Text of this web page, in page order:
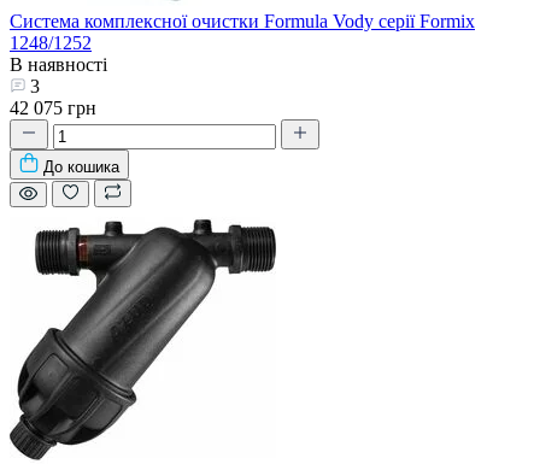
Система комплексної очистки Formula Vody серії Formix
1248/1252
В наявності
3
42 075 грн
До кошика